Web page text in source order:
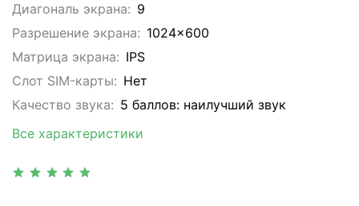
Диагональ экрана: 9
Разрешение экрана: 1024x600
Матрица экрана: IPS
Слот SIM-карты: Нет
Качество звука: 5 баллов: наилучший звук
Все характеристики